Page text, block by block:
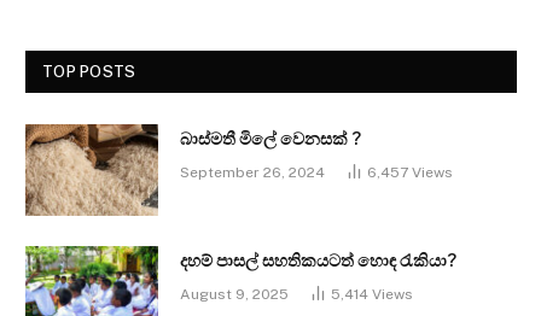
TOP POSTS
බාස්මතී මිලේ වෙනසක් ?
September 26, 2024 6,457 Views
දහම් පාසල් සහතිකයටත් හොඳ රැකියා?
August 9, 2025 5,414 Views